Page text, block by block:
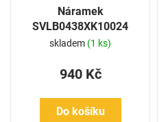
Náramek
SVLB0438XK10024
skladem (1 ks)
940 Kč
Do košíku